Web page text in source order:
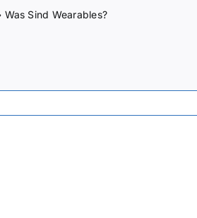
Was Sind Wearables?